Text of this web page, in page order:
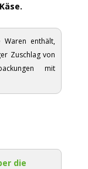
Waren enthält,
Zuschlag von
mit
die